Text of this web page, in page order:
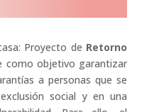
Proyecto de Retorno
como objetivo garantizar
a personas que se
social y en una